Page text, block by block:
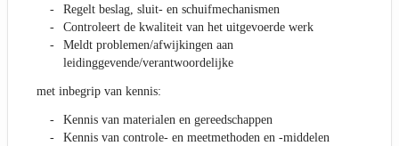
Regelt beslag, sluit- en schuifmechanismen
Controleert de kwaliteit van het uitgevoerde werk
Meldt problemen/afwijkingen aan
leidinggevende/verantwoordelijke
met inbegrip van kennis:
Kennis van materialen en gereedschappen
Kennis van controle- en meetmethoden en -middelen